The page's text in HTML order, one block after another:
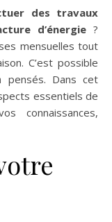
des travaux
d’énergie?
mensuelles tout
C’est possible
pensés. Dans cet
essentiels de
connaissances,